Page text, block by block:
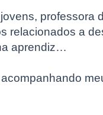
professora
relacionados a
aprendiz…